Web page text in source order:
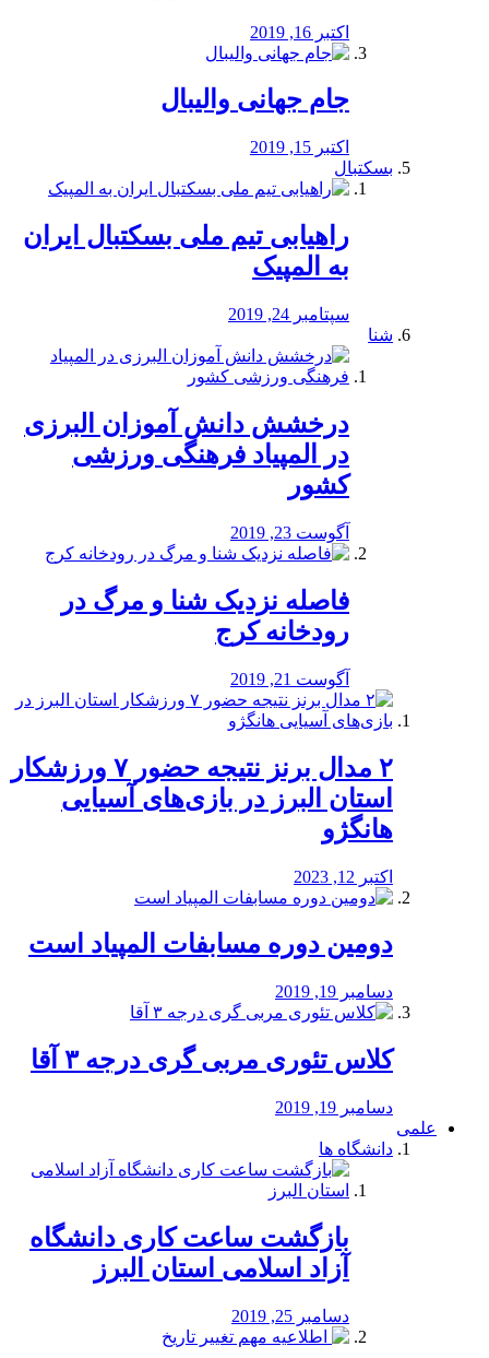
اکتبر 16, 2019
جام جهانی والیبال
اکتبر 15, 2019
بسکتبال
راهیابی تیم ملی بسکتبال ایران
به المپیک
سپتامبر 24, 2019
شنا
درخشش دانش آموزان البرزی
در المپیاد فرهنگی ورزشی
کشور
آگوست 23, 2019
️فاصله نزدیک شنا و مرگ در
رودخانه کرج
آگوست 21, 2019
۲ مدال برنز نتیجه حضور ۷ ورزشکار
استان البرز در بازی‌های آسیایی
هانگژو
اکتبر 12, 2023
دومین دوره مسابفات المپیاد است
دسامبر 19, 2019
کلاس تئوری مربی گری درجه ۳ آقا
دسامبر 19, 2019
علمی
دانشگاه ها
بازگشت ساعت کاری دانشگاه
آزاد اسلامی استان البرز
دسامبر 25, 2019